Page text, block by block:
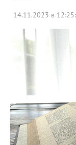
14.11.2023 в